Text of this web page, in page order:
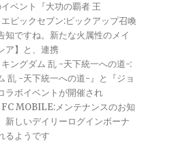
ベント『大功の覇者 王
エピックセブン:ピックアップ召喚
知ですね。新たな火属性のメイ
ア】と、連携
キングダム 乱 -天下統一への道-:
乱 -天下統一への道-』と『ジョ
ラボイベントが開催され
FC MOBILE:メンテナンスのお知
新しいデイリーログインボーナ
るようです